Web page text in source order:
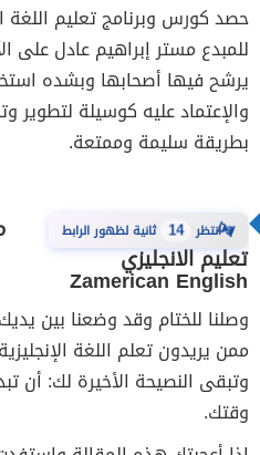
حصد كورس وبرنامج تعليم اللغة
للمبدع مستر إبراهيم عادل على
يرشح فيها أصحابها وبشده
والإعتماد عليه كوسيلة لتطوير
بطريقة سليمة وممتعة.
⏳انتظر 14 ثانية لظهور الرابط
تعليم الانجليزي
Zamerican English
وصلنا للختام وقد وضعنا بين
ممن يريدون تعلم اللغة
وتبقى النصيحة الأخيرة لك: أن
وقتك.